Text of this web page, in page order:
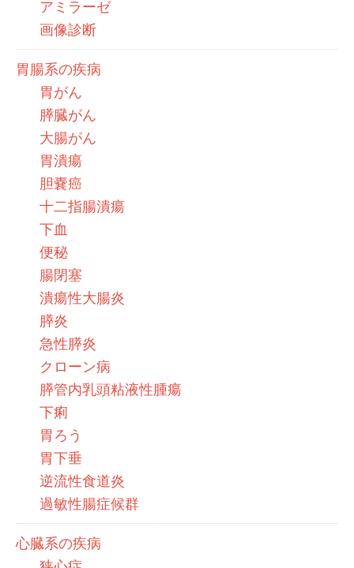
アミラーゼ
画像診断
胃腸系の疾病
胃がん
膵臓がん
大腸がん
胃潰瘍
胆嚢癌
十二指腸潰瘍
下血
便秘
腸閉塞
潰瘍性大腸炎
膵炎
急性膵炎
クローン病
膵管内乳頭粘液性腫瘍
下痢
胃ろう
胃下垂
逆流性食道炎
過敏性腸症候群
心臓系の疾病